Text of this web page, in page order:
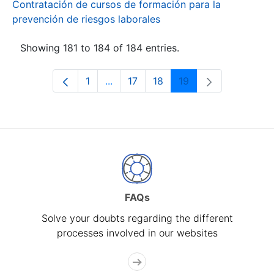
Contratación de cursos de formación para la
prevención de riesgos laborales
Showing 181 to 184 of 184 entries.
Page
1 ...Intermediate Pages Use TAB to
Page
17 Page
18 Page
19
FAQs
Solve your doubts regarding the different
processes involved in our websites